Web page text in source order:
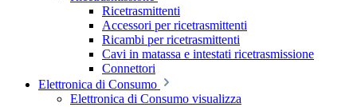
Ricetrasmittenti
Accessori per ricetrasmittenti
Ricambi per ricetrasmittenti
Cavi in matassa e intestati ricetrasmissione
Connettori
Elettronica di Consumo
Elettronica di Consumo visualizza